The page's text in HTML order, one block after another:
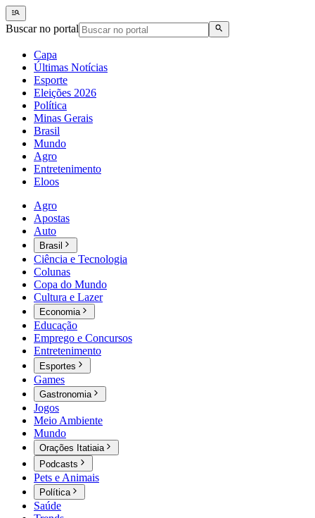
Buscar no portal
Capa
Últimas Notícias
Esporte
Eleições 2026
Política
Minas Gerais
Brasil
Mundo
Agro
Entretenimento
Eloos
Agro
Apostas
Auto
Brasil
Ciência e Tecnologia
Colunas
Copa do Mundo
Cultura e Lazer
Economia
Educação
Emprego e Concursos
Entretenimento
Esportes
Games
Gastronomia
Jogos
Meio Ambiente
Mundo
Orações Itatiaia
Podcasts
Pets e Animais
Política
Saúde